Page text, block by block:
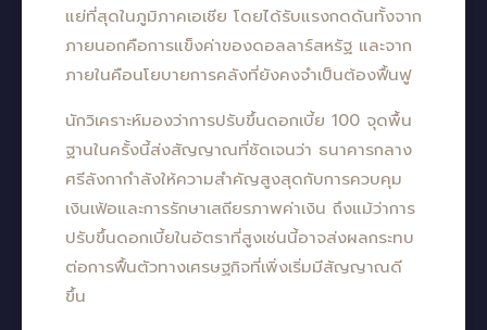
แย่ที่สุดในภูมิภาคเอเชีย โดยได้รับแรงกดดันทั้งจาก
ภายนอกคือการแข็งค่าของดอลลาร์สหรัฐ และจาก
ภายในคือนโยบายการคลังที่ยังคงจำเป็นต้องฟื้นฟู
นักวิเคราะห์มองว่าการปรับขึ้นดอกเบี้ย 100 จุดพื้น
ฐานในครั้งนี้ส่งสัญญาณที่ชัดเจนว่า ธนาคารกลาง
ศรีลังกากำลังให้ความสำคัญสูงสุดกับการควบคุม
เงินเฟ้อและการรักษาเสถียรภาพค่าเงิน ถึงแม้ว่าการ
ปรับขึ้นดอกเบี้ยในอัตราที่สูงเช่นนี้อาจส่งผลกระทบ
ต่อการฟื้นตัวทางเศรษฐกิจที่เพิ่งเริ่มมีสัญญาณดี
ขึ้น